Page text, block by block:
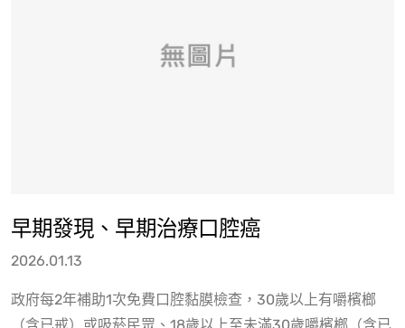
早期發現、早期治療口腔癌
2026.01.13
政府每2年補助1次免費口腔黏膜檢查，30歲以上有嚼檳榔